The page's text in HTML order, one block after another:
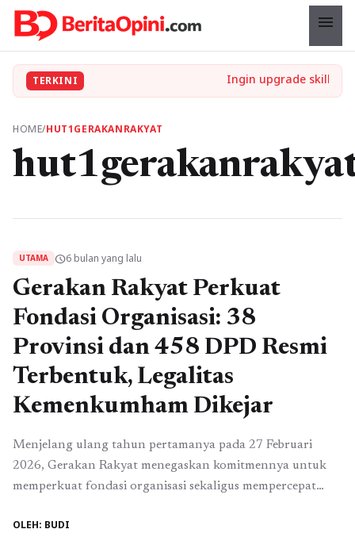
menu
TERKINI
HOME/HUT1GERAKANRAKYAT
UTAMA schedule6 bulan yang lalu
Gerakan Rakyat Perkuat
Fondasi Organisasi: 38
Provinsi dan 458 DPD Resmi
Terbentuk, Legalitas
Kemenkumham Dikejar
Menjelang ulang tahun pertamanya pada 27 Februari
2026, Gerakan Rakyat menegaskan komitmennya untuk
memperkuat fondasi organisasi sekaligus mempercepat
Kementerian Hukum dan Hak Asasi Manusia
OLEH: BUDI